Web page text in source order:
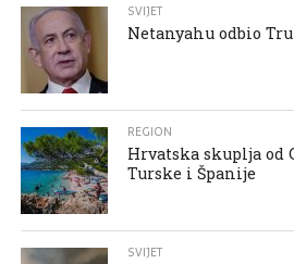
SVIJET
Netanyahu odbio
REGION
Hrvatska skuplja od
Turske i Španije
SVIJET